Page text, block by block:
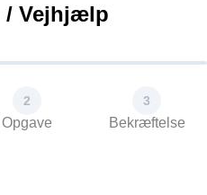
Vejhjælp
2
Opgave
3
Bekræftelse